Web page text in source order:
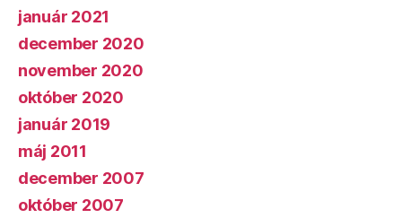
január 2021
december 2020
november 2020
október 2020
január 2019
máj 2011
december 2007
október 2007